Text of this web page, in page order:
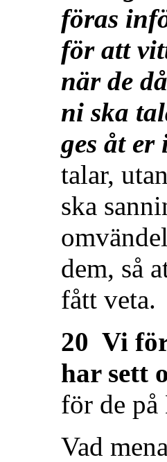
föras
för att
när de
ni ska
ges åt er
talar,
ska
dem, så
fått veta.
20 Vi
har sett
för de på
Vad